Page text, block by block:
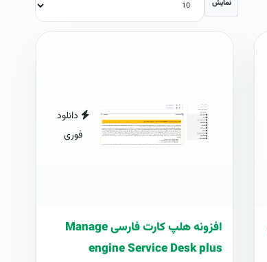
نمایش
دانلود
فوری
افزونه هلپ کارت فارسی Manage
engine Service Desk plus